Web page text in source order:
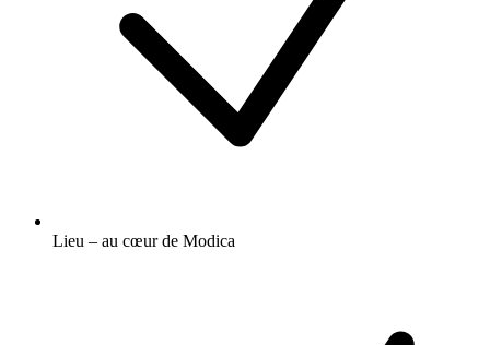
Lieu – au cœur de Modica